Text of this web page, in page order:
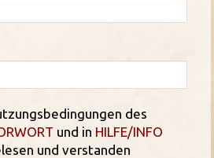
des
und in HILFE/INFO
und verstanden